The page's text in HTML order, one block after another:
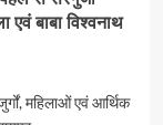
बाबा विश्वनाथ
महिलाओं एवं आर्थिक